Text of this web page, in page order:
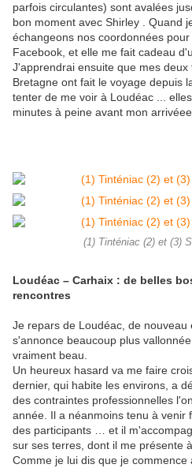
parfois circulantes) sont avalées
bon moment avec Shirley . Quand
échangeons nos coordonnées
Facebook, et elle me fait cadeau
J'apprendrai ensuite que mes deux
Bretagne ont fait le voyage depuis
tenter de me voir à Loudéac ...
minutes à peine avant mon
(1) Tinténiac (2) et (3)
Loudéac – Carhaix : de belles
rencontres
Je repars de Loudéac, de
s'annonce beaucoup plus
vraiment beau.
Un heureux hasard va me faire
dernier, qui habite les environs, a
des contraintes professionnelles
année. Il a néanmoins tenu à venir
des participants … et il
sur ses terres, dont il me présente
Comme je lui dis que je